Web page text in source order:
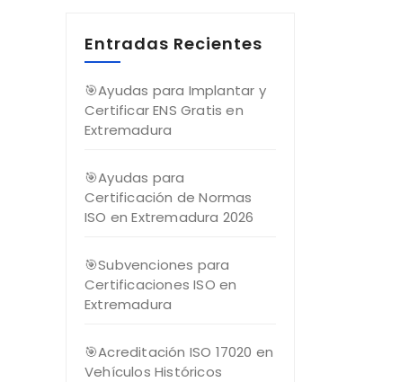
Entradas Recientes
🎯Ayudas para Implantar y
Certificar ENS Gratis en
Extremadura
🎯Ayudas para
Certificación de Normas
ISO en Extremadura 2026
🎯Subvenciones para
Certificaciones ISO en
Extremadura
🎯Acreditación ISO 17020 en
Vehículos Históricos